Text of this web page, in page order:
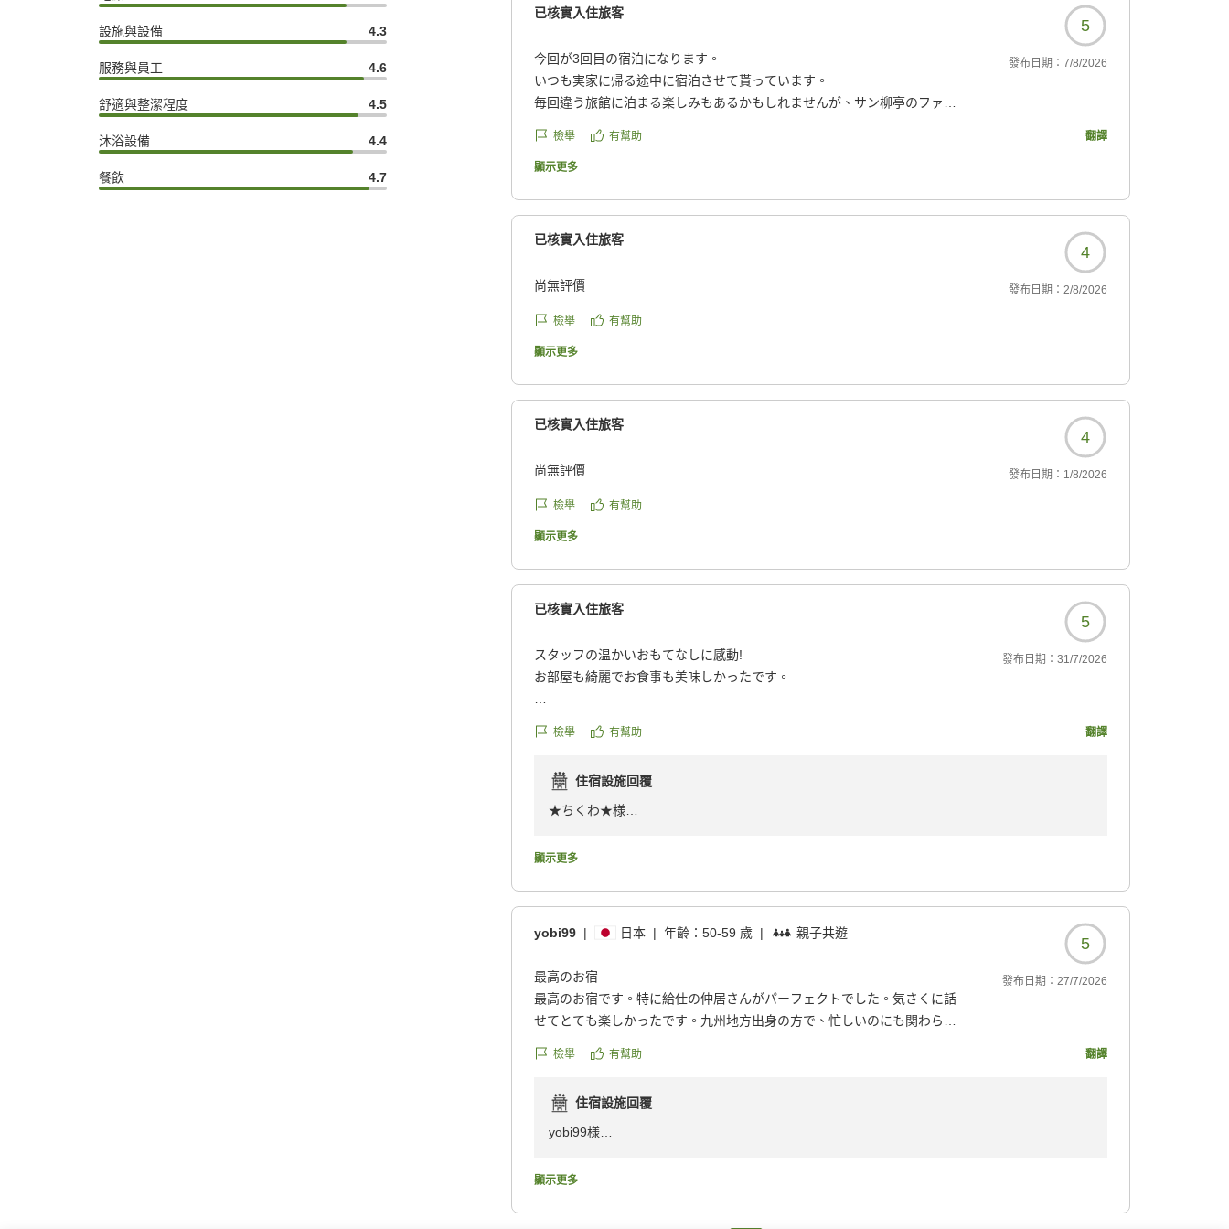
設施與設備 4.3
服務與員工 4.6
舒適與整潔程度 4.5
沐浴設備 4.4
餐飲 4.7
已核實入住旅客
5
今回が3回目の宿泊になります。
いつも実家に帰る途中に宿泊させて貰っています。
毎回違う旅館に泊まる楽しみもあるかもしれませんが、サン柳亭のファン
通り過ぎることはできません。
て気に入ってます。
今回も露天風呂付きのお部屋に泊まり、2人とも5回ずつ温泉に浸かり堪能
日頃の疲れが吹き飛ぶようです。
また、旅館施設とお部屋に生花生けてあり、とても綺麗で華やかです。
私達のお部屋に生けて頂いた生花は、夏の暑い日に爽やかな気分になるよ
れたのかなと素人ながらにおもてなしの心を感じました。
食事も毎回素晴らしく、全て美味しいのですが今回の最大のヒットは岩牡
濃厚な海のミルクに酔いしれ美味しいお酒を堪能させて頂きました。
他の画像やクチコミの詳細はこちらから
https://review.travel.rakuten.co.jp/hotel/voice/39383?
發布日期： 7/8/2026
檢舉 有幫助 翻譯
顯示更多
已核實入住旅客
4
尚無評價 發布日期： 2/8/2026
檢舉 有幫助
顯示更多
已核實入住旅客
4
尚無評價 發布日期： 1/8/2026
檢舉 有幫助
顯示更多
已核實入住旅客
5
スタッフの温かいおもてなしに感動!
お部屋も綺麗でお食事も美味しかったです。
素敵なおもてなしをしてもらいました。
クチコミの詳細はこちらから
https://review.travel.rakuten.co.jp/hotel/voice/39383?
發布日期： 31/7/2026
檢舉 有幫助 翻譯
住宿設施回覆
★ちくわ★様
このたびは数ある旅館さんがある中で当館をお選びいただき誠にありがとうございます。心温
しに温かいお言葉をいただき、何よりの励みになりました。今後もお客様に心地よくお過ごし
いただけるようおもてなしに精進して参ります。「またぜひ泊まりたい」とのお言葉を胸に、
これからもよりご満足いただける宿を目指し、次回もお会いできますことを、スタッフ一同心
よりお待ち申し上げます。このたびは誠にありがとうございました。
顯示更多
yobi99 | 日本 | 年齡：50-59 歲 | 親子共遊
5
最高のお宿
最高のお宿です。特に給仕の仲居さんがパーフェクトでした。気さくに話
せてとても楽しかったです。九州地方出身の方で、忙しいのにも関わらず
料理も大きな大きな岩カキを堪能しましたし、白エビのきゅうり巻きも最
ぜひ、また利用したい宿です。
クチコミの詳細はこちらから
reviewId=33123478213245
發布日期： 27/7/2026
檢舉 有幫助 翻譯
住宿設施回覆
yobi99様
た、「最高のお宿」とのお言葉を頂戴し、スタッフ一同大変嬉しく拝読いたしました。スタッ
顯示更多